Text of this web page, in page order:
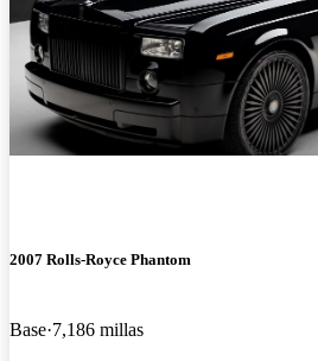
2007 Rolls-Royce Phantom
Base 7,186 millas